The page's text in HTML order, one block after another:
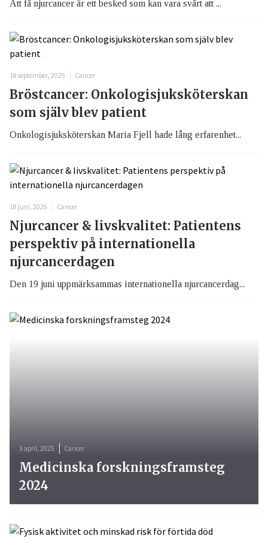
Att få njurcancer är ett besked som kan vara svårt att ...
18 september, 2025 Cancer
Bröstcancer: Onkologisjuksköterskan
som själv blev patient
Onkologisjuksköterskan Maria Fjell hade lång erfarenhet...
18 juni, 2025 Cancer
Njurcancer & livskvalitet: Patientens
perspektiv på internationella
njurcancerdagen
Den 19 juni uppmärksammas internationella njurcancerdag...
3 april, 2025 Cancer
Medicinska forskningsframsteg
2024